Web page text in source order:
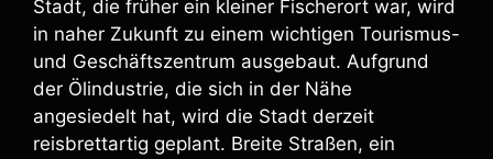
Stadt, die früher ein kleiner Fischerort war, wird
in naher Zukunft zu einem wichtigen Tourismus-
und Geschäftszentrum ausgebaut. Aufgrund
der Ölindustrie, die sich in der Nähe
angesiedelt hat, wird die Stadt derzeit
reisbrettartig geplant. Breite Straßen, ein